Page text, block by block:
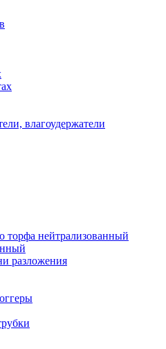
влагоудержатели
торфа нейтрализованный
разложения